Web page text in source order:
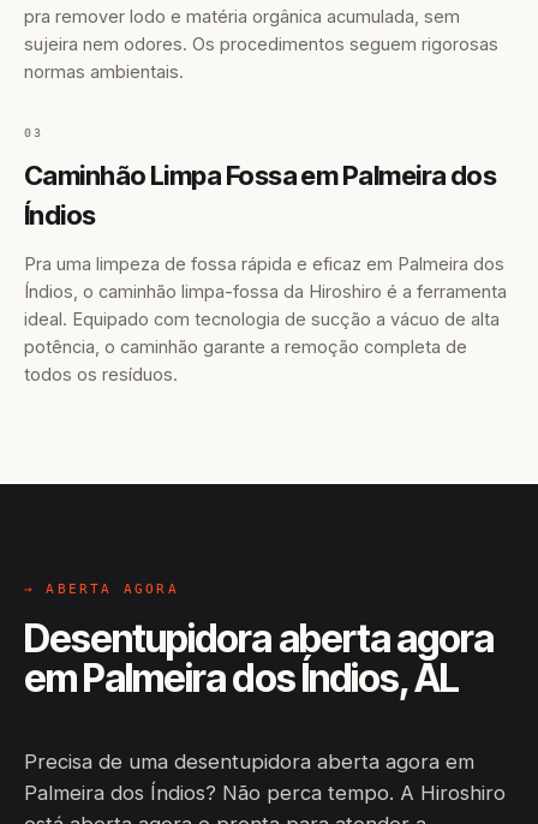
pra remover lodo e matéria orgânica acumulada, sem
sujeira nem odores. Os procedimentos seguem rigorosas
normas ambientais.
03
Caminhão Limpa Fossa em Palmeira dos
Índios
Pra uma limpeza de fossa rápida e eficaz em Palmeira dos
Índios, o caminhão limpa-fossa da Hiroshiro é a ferramenta
ideal. Equipado com tecnologia de sucção a vácuo de alta
potência, o caminhão garante a remoção completa de
todos os resíduos.
→ ABERTA AGORA
Desentupidora aberta agora
em Palmeira dos Índios, AL
Precisa de uma desentupidora aberta agora em
Palmeira dos Índios? Não perca tempo. A Hiroshiro